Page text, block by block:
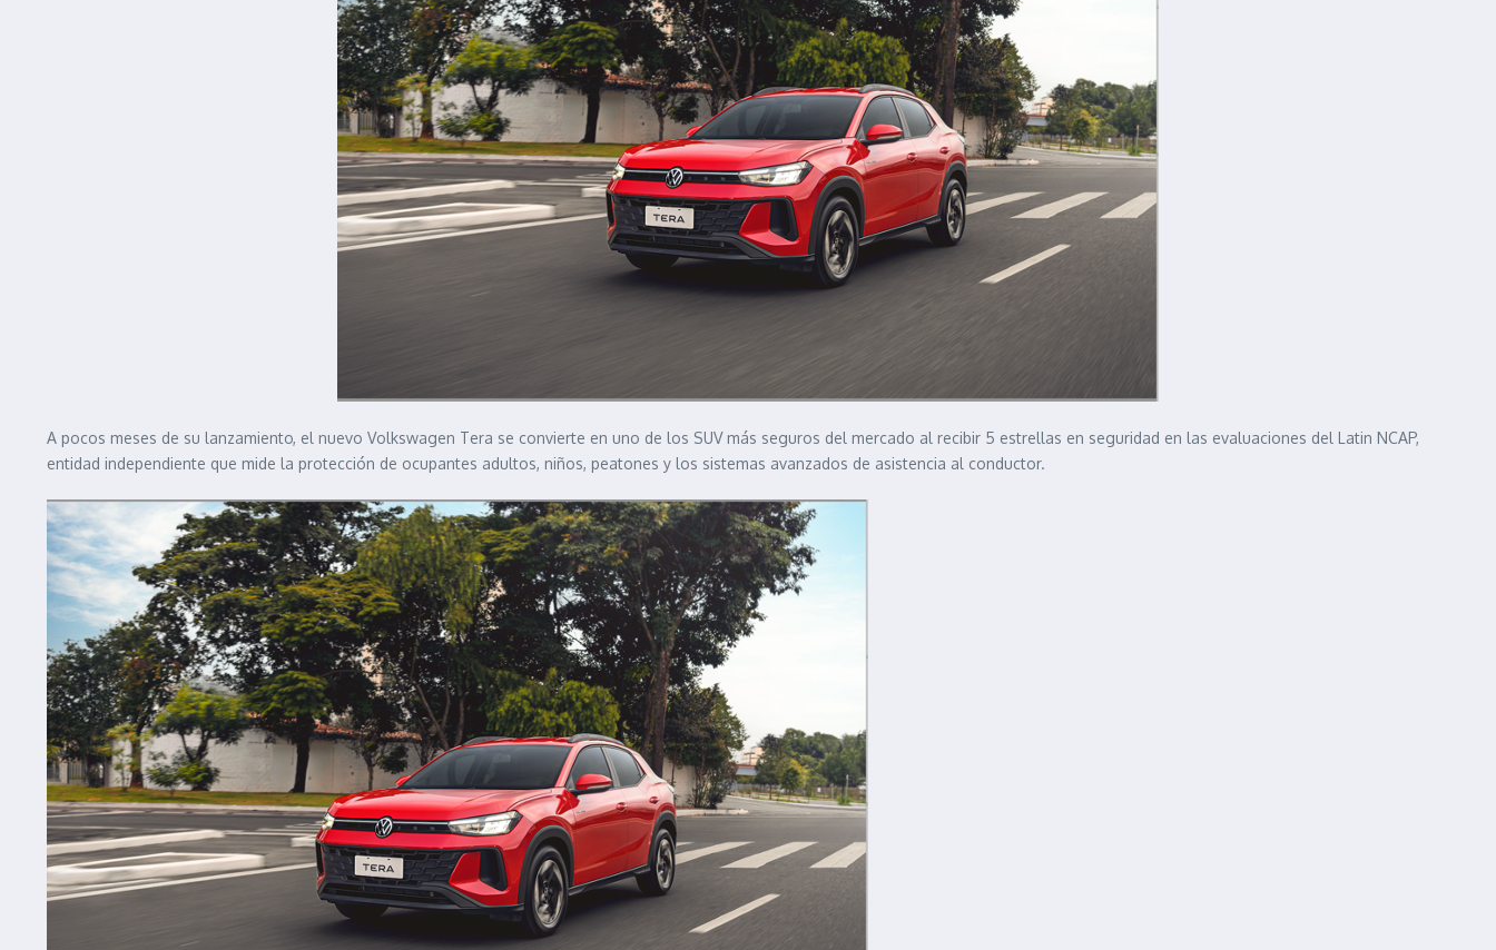
A pocos meses de su lanzamiento, el nuevo Volkswagen Tera se convierte en uno de los SUV más seguros del mercado al recibir 5 estrellas en seguridad en las evaluaciones del Latin NCAP,
entidad independiente que mide la protección de ocupantes adultos, niños, peatones y los sistemas avanzados de asistencia al conductor.